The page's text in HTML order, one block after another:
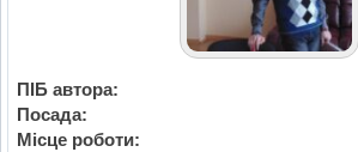
ПІБ автора:
Посада:
Місце роботи: